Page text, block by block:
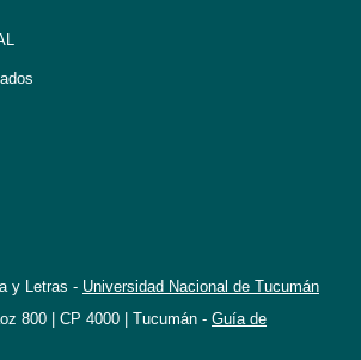
y Letras - Universidad Nacional de Tucumán
800 | CP 4000 | Tucumán - Guía de